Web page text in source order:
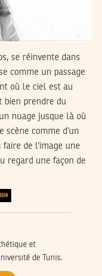
se réinvente dans
comme un passage
où le ciel est au
bien prendre du
nuage jusque là où
scène comme d’un
de l’image une
regard une façon de
et
de Tunis.